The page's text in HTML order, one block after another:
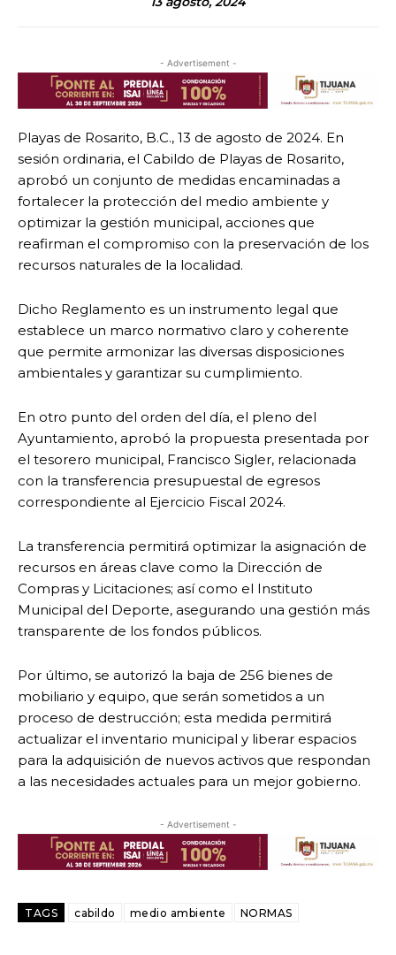
- Advertisement -
Playas de Rosarito, B.C., 13 de agosto de 2024. En
sesión ordinaria, el Cabildo de Playas de Rosarito,
aprobó un conjunto de medidas encaminadas a
fortalecer la protección del medio ambiente y
optimizar la gestión municipal, acciones que
reafirman el compromiso con la preservación de los
recursos naturales de la localidad.
Dicho Reglamento es un instrumento legal que
establece un marco normativo claro y coherente
que permite armonizar las diversas disposiciones
ambientales y garantizar su cumplimiento.
En otro punto del orden del día, el pleno del
Ayuntamiento, aprobó la propuesta presentada por
el tesorero municipal, Francisco Sigler, relacionada
con la transferencia presupuestal de egresos
correspondiente al Ejercicio Fiscal 2024.
La transferencia permitirá optimizar la asignación de
recursos en áreas clave como la Dirección de
Compras y Licitaciones; así como el Instituto
Municipal del Deporte, asegurando una gestión más
transparente de los fondos públicos.
Por último, se autorizó la baja de 256 bienes de
mobiliario y equipo, que serán sometidos a un
proceso de destrucción; esta medida permitirá
actualizar el inventario municipal y liberar espacios
para la adquisición de nuevos activos que respondan
a las necesidades actuales para un mejor gobierno.
- Advertisement -
TAGS cabildo medio ambiente NORMAS